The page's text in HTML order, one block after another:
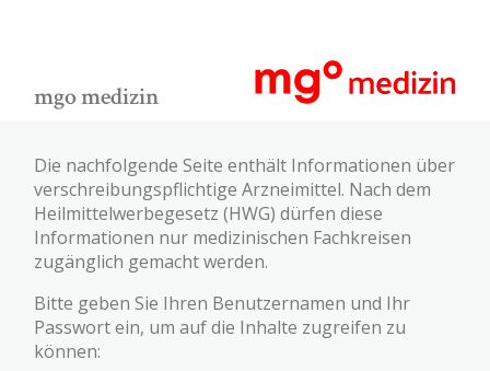
mgo medizin
Die nachfolgende Seite enthält Informationen über
verschreibungspflichtige Arzneimittel. Nach dem
Heilmittelwerbegesetz (HWG) dürfen diese
Informationen nur medizinischen Fachkreisen
zugänglich gemacht werden.
Bitte geben Sie Ihren Benutzernamen und Ihr
Passwort ein, um auf die Inhalte zugreifen zu
können: